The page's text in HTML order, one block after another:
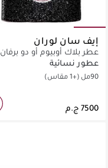
إيف سان لوران
عطر بلاك أوبيوم أو دو برفان
عطور نسائية
90مل (+1 مقاس)